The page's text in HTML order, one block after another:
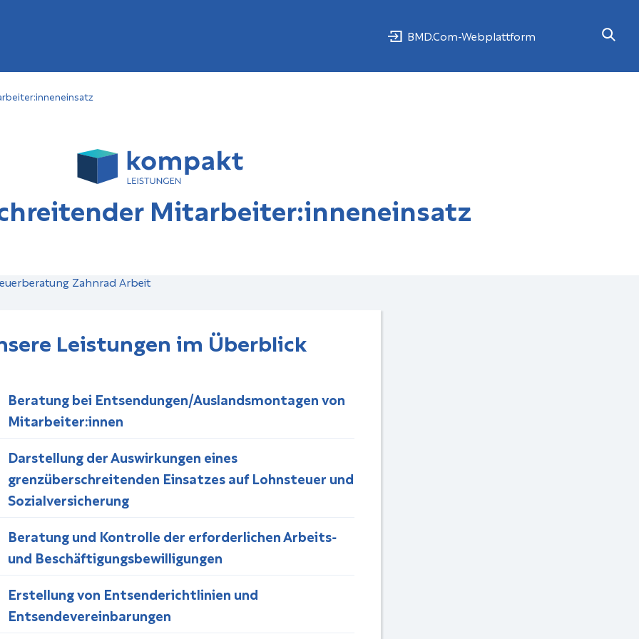
BMD.Com-Webplattform
Mitarbeiter:inneneinsatz
Leistungen im Über­blick
Beratung bei Entsendungen/Auslandsmontagen von
Mitarbeiter:innen
Darstellung der Auswirkungen eines
grenzüberschreitenden Einsatzes auf Lohnsteuer und
Sozialversicherung
Beratung und Kontrolle der erforderlichen Arbeits-
und Beschäftigungsbewilligungen
Er­stellung von Entsenderichtlinien und
Entsendevereinbarungen